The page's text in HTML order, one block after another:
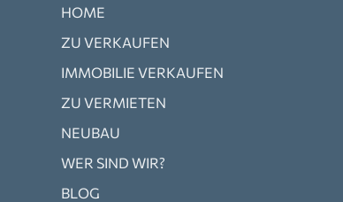
HOME
ZU VERKAUFEN
IMMOBILIE VERKAUFEN
ZU VERMIETEN
NEUBAU
WER SIND WIR?
BLOG